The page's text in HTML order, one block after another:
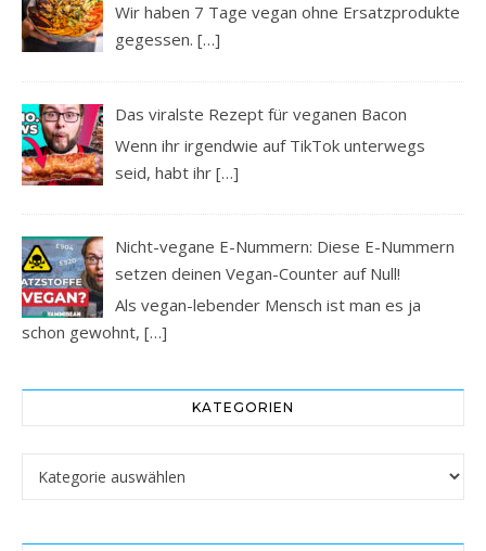
Wir haben 7 Tage vegan ohne Ersatzprodukte
gegessen.[…]
Das viralste Rezept für veganen Bacon
Wenn ihr irgendwie auf TikTok unterwegs
seid, habt ihr[…]
Nicht-vegane E-Nummern: Diese E-Nummern
setzen deinen Vegan-Counter auf Null!
Als vegan-lebender Mensch ist man es ja
schon gewohnt, […]
KATEGORIEN